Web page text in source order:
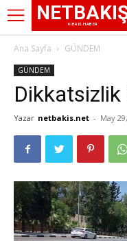
KIBRIS HABER
Ana Sayfa GÜNDEM
GÜNDEM
Dikkatsizlik
Yazar netbakis.net - May